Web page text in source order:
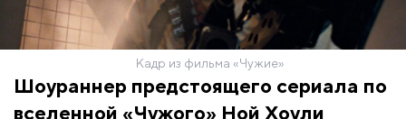
Кадр из фильма «Чужие»
Шоураннер предстоящего сериала по
вселенной «Чужого» Ной Хоули